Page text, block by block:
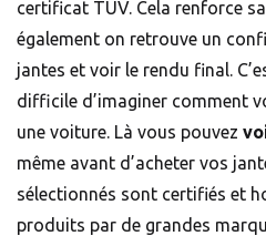
certificat TÜV. Cela renforce
également on retrouve un
jantes et voir le rendu final.
difficile d’imaginer comment
une voiture. Là vous pouvez
même avant d’acheter vos
sélectionnés sont certifiés et
produits par de grandes